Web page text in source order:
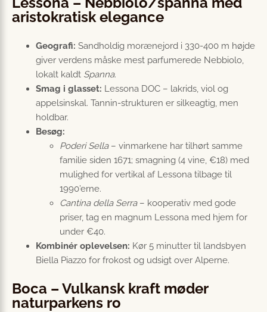
aristokratisk elegance
Geografi: Sandholdig morænejord i 330-400 m højde
giver verdens måske mest parfumerede Nebbiolo,
lokalt kaldt Spanna.
Smag i glasset: Lessona DOC – lakrids, viol og
appelsinskal. Tannin-strukturen er silkeagtig, men
holdbar.
Besøg:
Poderi Sella– vinmarkene har tilhørt samme
familie siden 1671; smagning (4 vine, €18) med
mulighed for vertikal af Lessona tilbage til
1990’erne.
Cantina della Serra– kooperativ med gode
priser, tag en magnum Lessona med hjem for
under €40.
Kombinér oplevelsen: Kør 5 minutter til landsbyen
Biella Piazzo for frokost og udsigt over Alperne.
Boca – Vulkansk kraft møder
naturparkens ro